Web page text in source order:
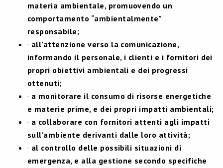
materia ambientale, promuovendo un
comportamento “ambientalmente”
responsabile;
· all’attenzione verso la comunicazione,
informando il personale, i clienti e i fornitori dei
propri obiettivi ambientali e dei progressi
ottenuti;
· a monitorare il consumo di risorse energetiche
e materie prime, e dei propri impatti ambientali;
· a collaborare con fornitori attenti agli impatti
sull’ambiente derivanti dalle loro attività;
· al controllo delle possibili situazioni di
emergenza, e alla gestione secondo specifiche